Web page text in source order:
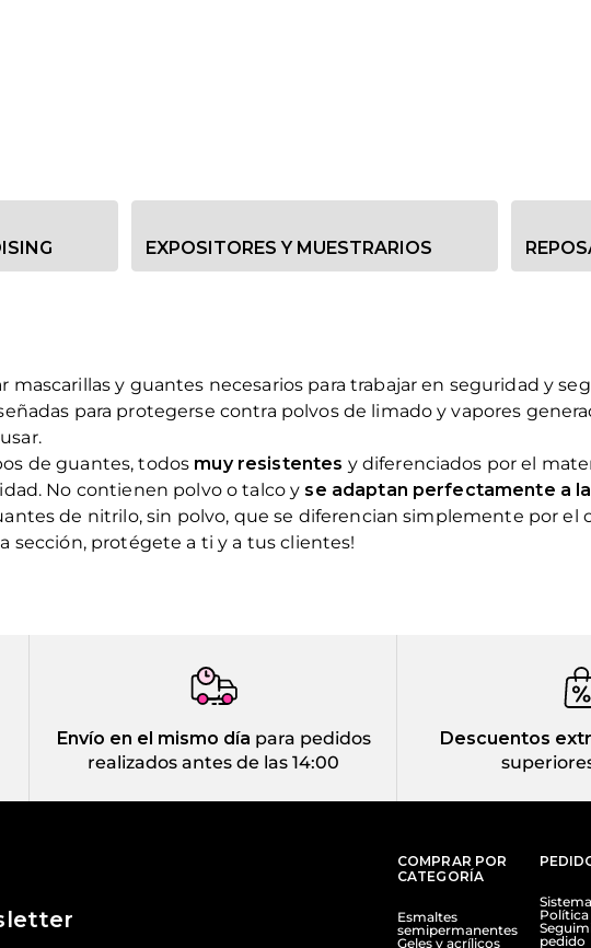
EXPOSITORES Y MUESTRARIOS
mascarillas y guantes necesarios para trabajar en seguridad y
para protegerse contra polvos de limado y vapores
de guantes, todos muy resistentes y diferenciados por el
No contienen polvo o talco y se adaptan perfectamente a
de nitrilo, sin polvo, que se diferencian simplemente por el
sección, protégete a ti y a tus clientes!
Envío en el mismo día para pedidos
realizados antes de las 14:00
Descuentos
COMPRAR POR
CATEGORÍA
Esmaltes
semipermanentes
Geles y acrílicos
pedido